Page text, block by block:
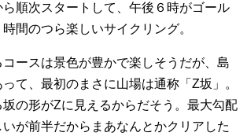
順次スタートして、午後６時がゴール
間のつら楽しいサイクリング。
ースは景色が豊かで楽しそうだが、島
て、最初のまさに山場は通称「Z坂」。
の形がZに見えるからだそう。最大勾配
いが前半だからまあなんとかクリアした